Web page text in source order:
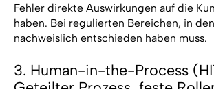
Fehler direkte Auswirkungen auf die
haben. Bei regulierten Bereichen, in
nachweislich entschieden haben muss.
3. Human-in-the-Process